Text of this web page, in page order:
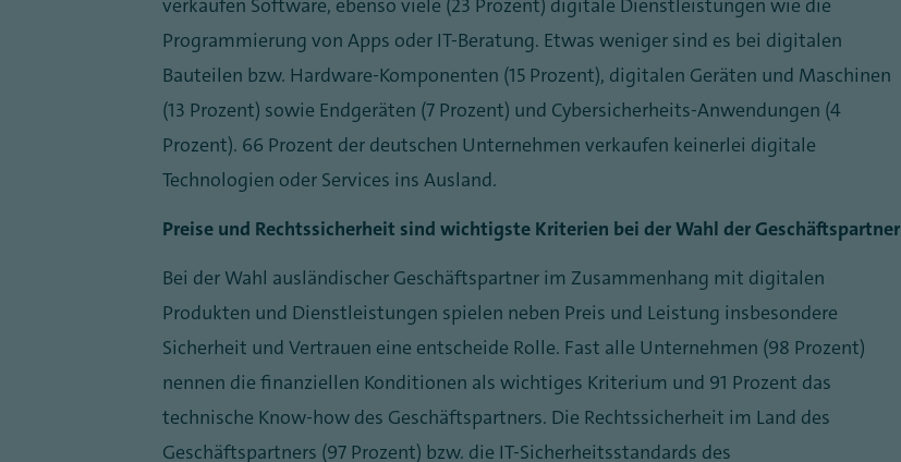
verkaufen Software, ebenso viele (23 Prozent) digitale Dienstleistungen wie die
Programmierung von Apps oder IT-Beratung. Etwas weniger sind es bei digitalen
Bauteilen bzw. Hardware-Komponenten (15 Prozent), digitalen Geräten und Maschinen
(13 Prozent) sowie Endgeräten (7 Prozent) und Cybersicherheits-Anwendungen (4
Prozent). 66 Prozent der deutschen Unternehmen verkaufen keinerlei digitale
Technologien oder Services ins Ausland.
Preise und Rechtssicherheit sind wichtigste Kriterien bei der Wahl der Geschäftspartner
Bei der Wahl ausländischer Geschäftspartner im Zusammenhang mit digitalen
Produkten und Dienstleistungen spielen neben Preis und Leistung insbesondere
Sicherheit und Vertrauen eine entscheide Rolle. Fast alle Unternehmen (98 Prozent)
nennen die finanziellen Konditionen als wichtiges Kriterium und 91 Prozent das
technische Know-how des Geschäftspartners. Die Rechtssicherheit im Land des
Geschäftspartners (97 Prozent) bzw. die IT-Sicherheitsstandards des